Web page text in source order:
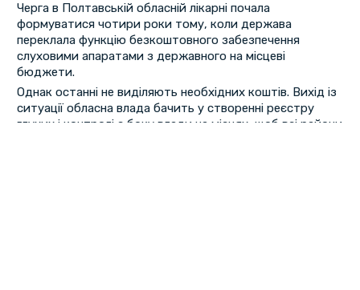
Черга в Полтавській обласній лікарні почала
формуватися чотири роки тому, коли держава
переклала функцію безкоштовного забезпечення
слуховими апаратами з державного на місцеві
бюджети.
Однак останні не виділяють необхідних коштів. Вихід із
ситуації обласна влада бачить у створенні реєстру
глухих і контролі з боку влади на місцях, щоб всі райони